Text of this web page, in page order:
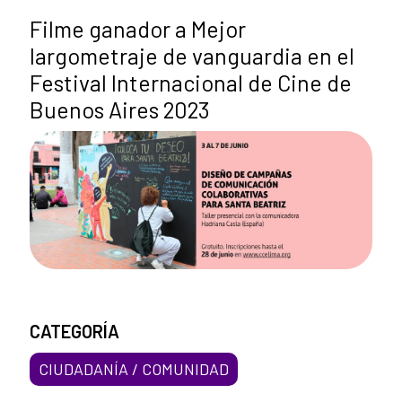
Filme ganador a Mejor
largometraje de vanguardia en el
Festival Internacional de Cine de
Buenos Aires 2023
CATEGORÍA
CIUDADANÍA / COMUNIDAD